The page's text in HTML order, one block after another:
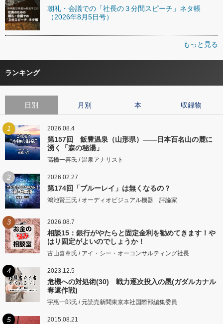
朝礼・会議での「社長の３分間スピーチ」ネタ帳
（2026年8月5日号）
もっと見る
ランキング
日別 月別 本 収録物
1 2026.08.4
第157回 飯豊温泉（山形県）――日本百名山の麓に
湧く「森の秘湯」
高橋一喜氏 / 温泉アナリスト
2 2026.02.27
第174回「ブルーレイ」は無くなるの？
鴻池賢三氏 / オーディオビジュアル機器 評論家
3 2026.08.7
相談15：銀行がやたらと固定金利を勧めてきます！や
はり固定がよいのでしょうか！
古山喜章氏 / アイ・シー・オーコンサルティング社長
4 2023.12.5
危機への対処術(30) 戦力逐次投入の愚(ガダルカナル
奪還作戦)
宇惠一郎氏 / 元読売新聞東京本社国際部編集委員
5 2015.08.21